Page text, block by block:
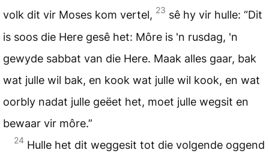
volk dit vir Moses kom vertel, 23 sê hy vir hulle: “Dit
is soos die Here gesê het: Môre is 'n rusdag, 'n
gewyde sabbat van die Here. Maak alles gaar, bak
wat julle wil bak, en kook wat julle wil kook, en wat
oorbly nadat julle geëet het, moet julle wegsit en
bewaar vir môre.”
24 Hulle het dit weggesit tot die volgende oggend